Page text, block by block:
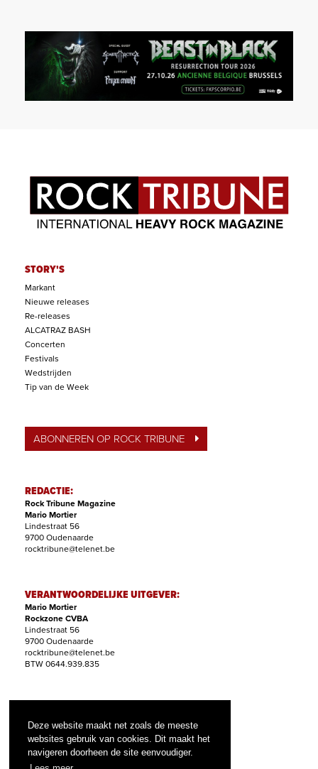
Deze website maakt net zoals de meeste
websites gebruik van cookies. Dit maakt het
navigeren doorheen de site eenvoudiger.
STORY'S
Markant
Nieuwe releases
Re-releases
ALCATRAZ BASH
Concerten
Festivals
Wedstrijden
Tip van de Week
ABONNEREN OP ROCK TRIBUNE
REDACTIE:
Rock Tribune Magazine
Mario Mortier
Lindestraat 56
9700 Oudenaarde
rocktribune@telenet.be
VERANTWOORDELIJKE UITGEVER:
Mario Mortier
Rockzone CVBA
Lindestraat 56
9700 Oudenaarde
rocktribune@telenet.be
BTW 0644.939.835
Filip Nollet
abonnementen@rock-tribune.com